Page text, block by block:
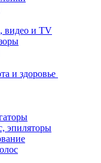
видео и TV
и здоровье
эпиляторы